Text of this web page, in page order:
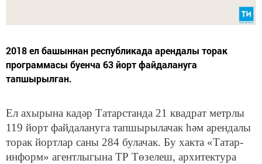
2018 ел башыннан республикада арендалы торак
программасы буенча 63 йорт файдалануга
тапшырылган.
Ел ахырына кадәр Татарстанда 21 квадрат метрлы
119 йорт файдалануга тапшырылачак һәм арендалы
торак йортлар саны 284 булачак. Бу хакта «Татар-
информ» агентлыгына ТР Төзелеш, архитектура